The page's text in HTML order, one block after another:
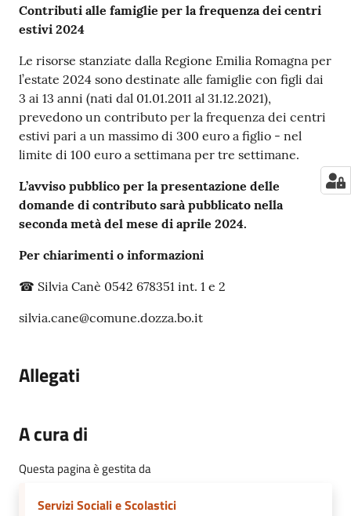
Contributi alle famiglie per la frequenza dei centri
estivi 2024
Le risorse stanziate dalla Regione Emilia Romagna per
l’estate 2024 sono destinate alle famiglie con figli dai
3 ai 13 anni (nati dal 01.01.2011 al 31.12.2021),
prevedono un contributo per la frequenza dei centri
estivi pari a un massimo di 300 euro a figlio - nel
limite di 100 euro a settimana per tre settimane.
L’avviso pubblico per la presentazione delle
domande di contributo sarà pubblicato nella
seconda metà del mese di aprile 2024.
Per chiarimenti o informazioni
☎ Silvia Canè 0542 678351 int. 1 e 2
silvia.cane@comune.dozza.bo.it
Allegati
A cura di
Questa pagina è gestita da
Servizi Sociali e Scolastici